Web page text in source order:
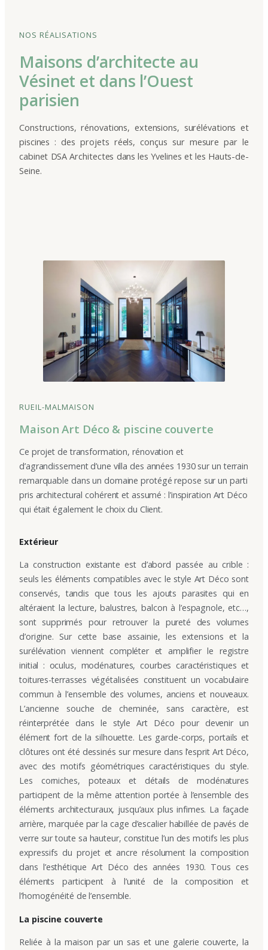
NOS RÉALISATIONS
Maisons d’architecte au
Vésinet et dans l’Ouest
parisien
Constructions, rénovations, extensions, surélévations et
piscines : des projets réels, conçus sur mesure par le
cabinet DSA Architectes dans les Yvelines et les Hauts-de-
Seine.
RUEIL-MALMAISON
Maison Art Déco & piscine couverte
Ce projet de transformation, rénovation et
d’agrandissement d’une villa des années 1930 sur un terrain
remarquable dans un domaine protégé repose sur un parti
pris architectural cohérent et assumé : l’inspiration Art Déco
qui était également le choix du Client.
Extérieur
La construction existante est d’abord passée au crible :
seuls les éléments compatibles avec le style Art Déco sont
conservés, tandis que tous les ajouts parasites qui en
altéraient la lecture, balustres, balcon à l’espagnole, etc…,
sont supprimés pour retrouver la pureté des volumes
d’origine. Sur cette base assainie, les extensions et la
surélévation viennent compléter et amplifier le registre
initial : oculus, modénatures, courbes caractéristiques et
toitures-terrasses végétalisées constituent un vocabulaire
commun à l’ensemble des volumes, anciens et nouveaux.
L’ancienne souche de cheminée, sans caractère, est
réinterprétée dans le style Art Déco pour devenir un
élément fort de la silhouette. Les garde-corps, portails et
clôtures ont été dessinés sur mesure dans l’esprit Art Déco,
avec des motifs géométriques caractéristiques du style.
Les corniches, poteaux et détails de modénatures
participent de la même attention portée à l’ensemble des
éléments architecturaux, jusqu’aux plus infimes. La façade
arrière, marquée par la cage d’escalier habillée de pavés de
verre sur toute sa hauteur, constitue l’un des motifs les plus
expressifs du projet et ancre résolument la composition
dans l’esthétique Art Déco des années 1930. Tous ces
éléments participent à l’unité de la composition et
l’homogénéité de l’ensemble.
La piscine couverte
Reliée à la maison par un sas et une galerie couverte, la